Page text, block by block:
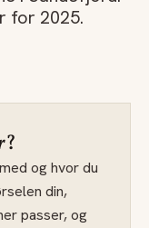
for 2025.
?
og hvor du
din,
passer, og